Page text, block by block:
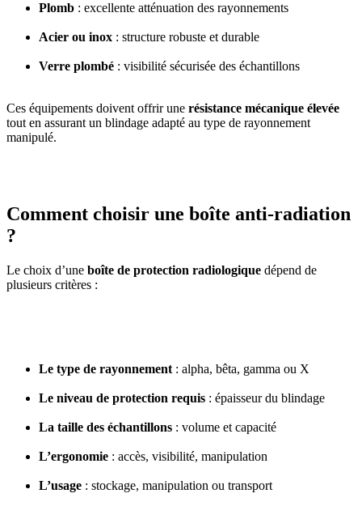
Plomb : excellente atténuation des rayonnements
Acier ou inox : structure robuste et durable
Verre plombé : visibilité sécurisée des échantillons
Ces équipements doivent offrir une résistance mécanique élevée
tout en assurant un blindage adapté au type de rayonnement
manipulé.
Comment choisir une boîte anti-radiation
?
Le choix d’une boîte de protection radiologique dépend de
plusieurs critères :
Le type de rayonnement : alpha, bêta, gamma ou X
Le niveau de protection requis : épaisseur du blindage
La taille des échantillons : volume et capacité
L’ergonomie : accès, visibilité, manipulation
L’usage : stockage, manipulation ou transport